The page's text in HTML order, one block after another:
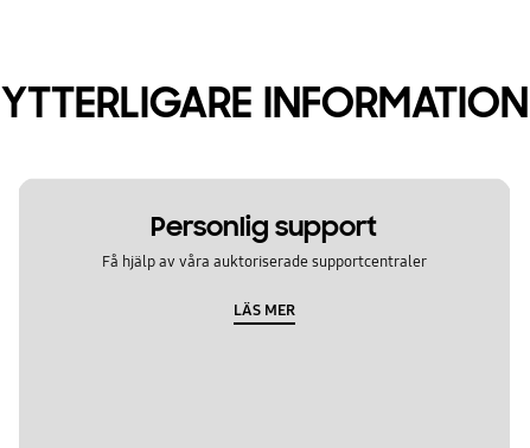
YTTERLIGARE INFORMATION
Personlig support
Få hjälp av våra auktoriserade supportcentraler
LÄS MER